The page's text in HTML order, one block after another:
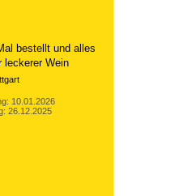
bestellt und alles
leckerer Wein
10.01.2026
26.12.2025